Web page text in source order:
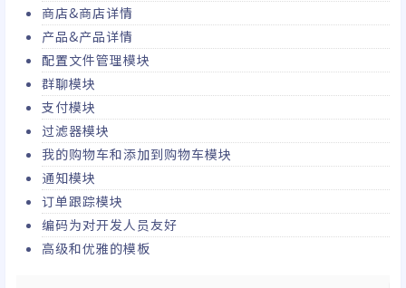
商店&商店详情
产品&产品详情
配置文件管理模块
群聊模块
支付模块
过滤器模块
我的购物车和添加到购物车模块
通知模块
订单跟踪模块
编码为对开发人员友好
高级和优雅的模板